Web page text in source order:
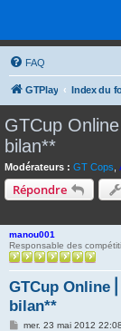
FAQ
GTPlay Index du
GTCup
bilan**
Modérateurs : GT Cops
Répondre
manou001
Responsable des
GTCup
bilan**
Mmer. 23 mai 2012 22:08